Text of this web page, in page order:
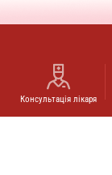
Консультація лікаря